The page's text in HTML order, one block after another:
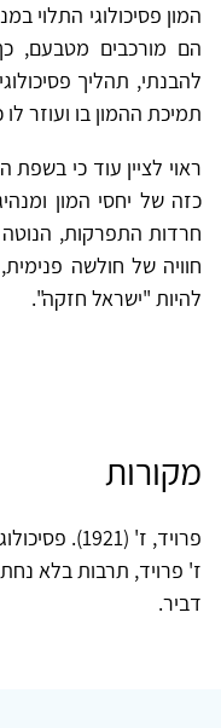
המון פסיכולוגי התלוי
הם מורכבים מטבעם,
להבנתי, תהליך
תמיכת ההמון בו ועוזר
ראוי לציין עוד כי בשפת
כזה של יחסי המון
חרדות התפרקות,
חוויה של חולשה
להיות "ישראל חזקה".
מקורות
פרויד, ז'
דביר.